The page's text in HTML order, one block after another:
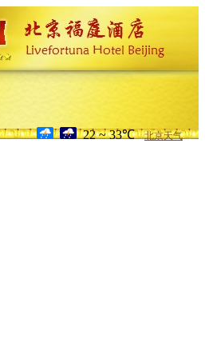
22 ~ 33℃ 北京天气